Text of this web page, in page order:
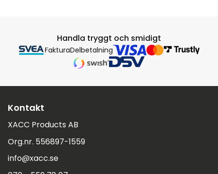
Handla tryggt och smidigt
FakturaDelbetalning
Kontakt
XACC Products AB
Org.nr. 556897-1559
info@xacc.se